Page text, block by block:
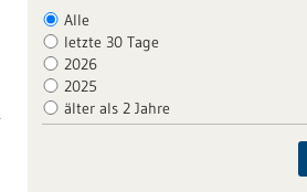
Alle
letzte 30 Tage
2026
2025
älter als 2 Jahre